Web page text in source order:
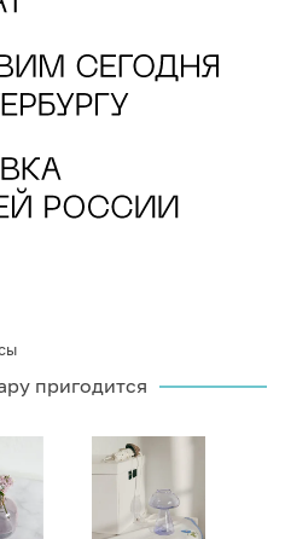
пригодится